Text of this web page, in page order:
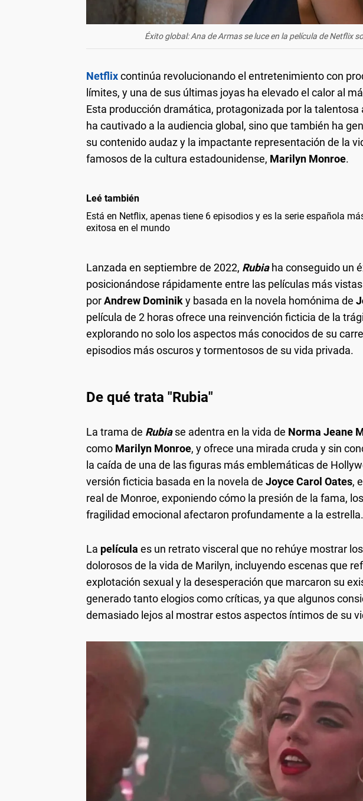
Éxito global: Ana de Armas se luce en la película de Netflix
Netflixcontinúa revolucionando el entretenimiento con
límites, y una de sus últimas joyas ha elevado el calor al
Esta producción dramática, protagonizada por la talentosa
ha cautivado a la audiencia global, sino que también ha
su contenido audaz y la impactante representación de la
famosos de la cultura estadounidense, Marilyn Monroe.
Leé también
Está en Netflix, apenas tiene 6 episodios y es la serie española
exitosa en el mundo
Lanzada en septiembre de 2022, Rubiaha conseguido un
posicionándose rápidamente entre las películas más
porAndrew Dominiky basada en la novela homónima de
película de 2 horas ofrece una reinvención ficticia de la
explorando no solo los aspectos más conocidos de su
episodios más oscuros y tormentosos de su vida privada.
De qué trata "Rubia"
La trama de Rubiase adentra en la vida de Norma Jeane
como Marilyn Monroe, y ofrece una mirada cruda y sin
la caída de una de las figuras más emblemáticas de
versión ficticia basada en la novela de Joyce Carol Oates,
real de Monroe, exponiendo cómo la presión de la fama,
fragilidad emocional afectaron profundamente a la estrella.
La película es un retrato visceral que no rehúye mostrar
dolorosos de la vida de Marilyn, incluyendo escenas que
explotación sexual y la desesperación que marcaron su
generado tanto elogios como críticas, ya que algunos
demasiado lejos al mostrar estos aspectos íntimos de su